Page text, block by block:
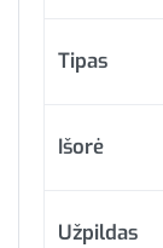
Tipas
Išorė
Užpildas